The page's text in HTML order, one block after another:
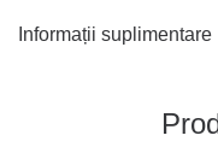
Informații suplimentare